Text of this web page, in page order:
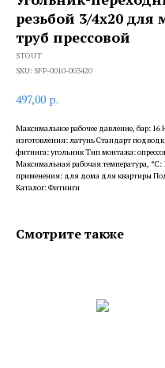
резьбой 3/4х20
труб прессовой
STOUT
SKU: SFP-0010-003420
497,00 р.
Максимальное рабочее давление, бар:
изготовления: латунь Стандарт
фитинга: угольник Тип монтажа:
Максимальная рабочая температура,
применения: для дома для квартиры
Каталог: Фитинги
Смотрите также